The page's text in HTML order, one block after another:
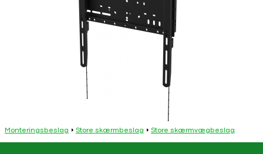
Monteringsbeslag Store skærmbeslag Store skærmvægbeslag